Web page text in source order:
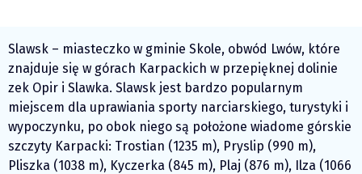
Slawsk – miasteczko w gminie Skole, obwód Lwów, które
znajduje się w górach Karpackich w przepięknej dolinie
zek Opir i Slawka. Slawsk jest bardzo popularnym
miejscem dla uprawiania sporty narciarskiego, turystyki i
wypoczynku, po obok niego są położone wiadome górskie
szczyty Karpacki: Trostian (1235 m), Pryslip (990 m),
Pliszka (1038 m), Kyczerka (845 m), Plaj (876 m), Ilza (1066